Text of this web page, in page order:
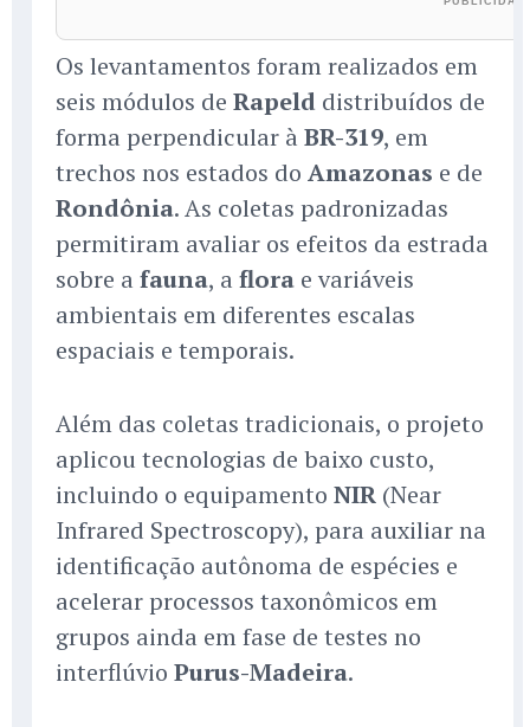
Os levantamentos foram realizados em
seis módulos de Rapeld distribuídos de
forma perpendicular à BR-319, em
trechos nos estados do Amazonas e de
Rondônia. As coletas padronizadas
permitiram avaliar os efeitos da estrada
sobre a fauna, a flora e variáveis
ambientais em diferentes escalas
espaciais e temporais.
Além das coletas tradicionais, o projeto
aplicou tecnologias de baixo custo,
incluindo o equipamento NIR (Near
Infrared Spectroscopy), para auxiliar na
identificação autônoma de espécies e
acelerar processos taxonômicos em
grupos ainda em fase de testes no
interflúvio Purus-Madeira.